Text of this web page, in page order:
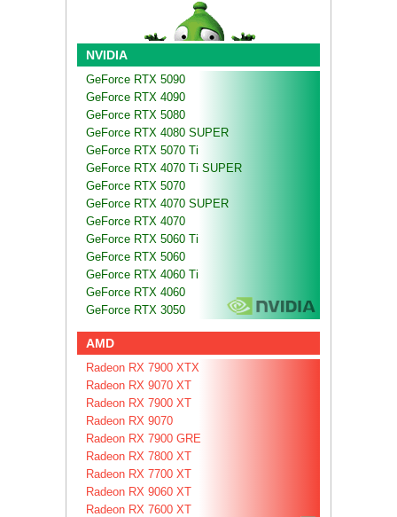
NVIDIA
GeForce RTX 5090
GeForce RTX 4090
GeForce RTX 5080
GeForce RTX 4080 SUPER
GeForce RTX 5070 Ti
GeForce RTX 4070 Ti SUPER
GeForce RTX 5070
GeForce RTX 4070 SUPER
GeForce RTX 4070
GeForce RTX 5060 Ti
GeForce RTX 5060
GeForce RTX 4060 Ti
GeForce RTX 4060
GeForce RTX 3050
AMD
Radeon RX 7900 XTX
Radeon RX 9070 XT
Radeon RX 7900 XT
Radeon RX 9070
Radeon RX 7900 GRE
Radeon RX 7800 XT
Radeon RX 7700 XT
Radeon RX 9060 XT
Radeon RX 7600 XT